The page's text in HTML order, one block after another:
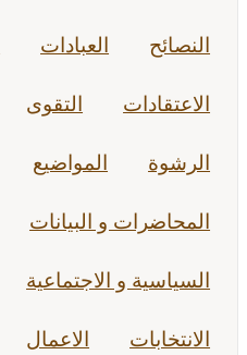
النصائح العبادات
الاعتقادات التقوى
الرشوة المواضيع
المحاضرات و البيانات
السياسية و الاجتماعية
الانتخابات الاعمال